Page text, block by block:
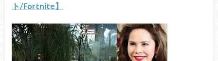
ト/Fortnite】